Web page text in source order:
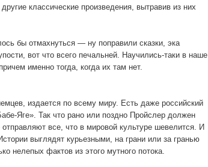
классические произведения, вытравив из них
бы отмахнуться — ну поправили сказки, эка
вот что всего печальней. Научились-таки в наше
именно тогда, когда их там нет.
издается по всему миру. Есть даже российский
Яге». Так что рано или поздно Пройслер должен
все, что в мировой культуре шевелится. И
выглядят курьезными, на грани или за гранью
нелепых фактов из этого мутного потока.